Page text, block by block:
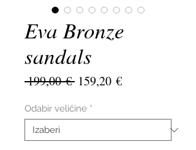
Eva Bronze
sandals
199,00 € Redovna
159,20 €Cijena
Odabir veličine *